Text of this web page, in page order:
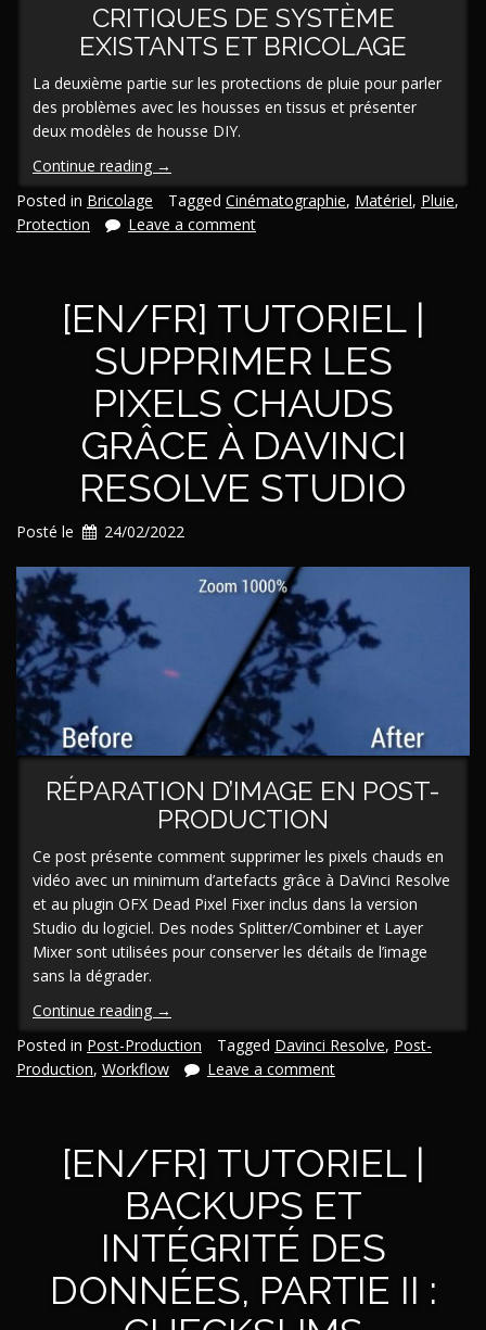
CRITIQUES DE SYSTÈME
EXISTANTS ET BRICOLAGE
La deuxième partie sur les protections de pluie pour parler
des problèmes avec les housses en tissus et présenter
deux modèles de housse DIY.
Continue reading « [En/Fr]
Protection
de
pluie
appareil
photo
mirrorless/DSLR
partie
II »
→
Posted in Bricolage Tagged Cinématographie, Matériel, Pluie,
Protection
Leave a comment
[EN/FR] TUTORIEL |
SUPPRIMER LES
PIXELS CHAUDS
GRÂCE À DAVINCI
RESOLVE STUDIO
Posté le 24/02/2022
RÉPARATION D’IMAGE EN POST-
PRODUCTION
Ce post présente comment supprimer les pixels chauds en
vidéo avec un minimum d’artefacts grâce à DaVinci Resolve
et au plugin OFX Dead Pixel Fixer inclus dans la version
Studio du logiciel. Des nodes Splitter/Combiner et Layer
Mixer sont utilisées pour conserver les détails de l’image
sans la dégrader.
Continue reading « [En/Fr]
Tutoriel
|
Supprimer
chauds
grâce
à
DaVinci
Resolve
Studio »
→
Posted in Post-Production Tagged Davinci Resolve, Post-
Production, Workflow Leave a comment
[EN/FR] TUTORIEL |
BACKUPS ET
INTÉGRITÉ DES
DONNÉES, PARTIE II :